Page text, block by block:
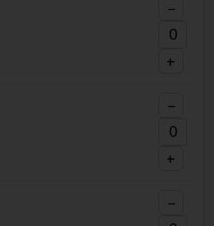
−
+
−
+
−